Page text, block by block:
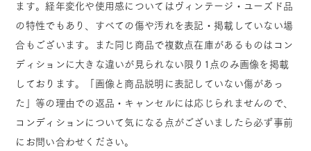
ます。経年変化や使用感についてはヴィンテージ・ユーズド品
の特性でもあり、すべての傷や汚れを表記・掲載していない場
合もございます。また同じ商品で複数点在庫があるものはコン
ディションに大きな違いが見られない限り1点のみ画像を掲載
しております。「画像と商品説明に表記していない傷があっ
た」等の理由での返品・キャンセルには応じられませんので、
コンディションについて気になる点がございましたら必ず事前
にお問い合わせください。